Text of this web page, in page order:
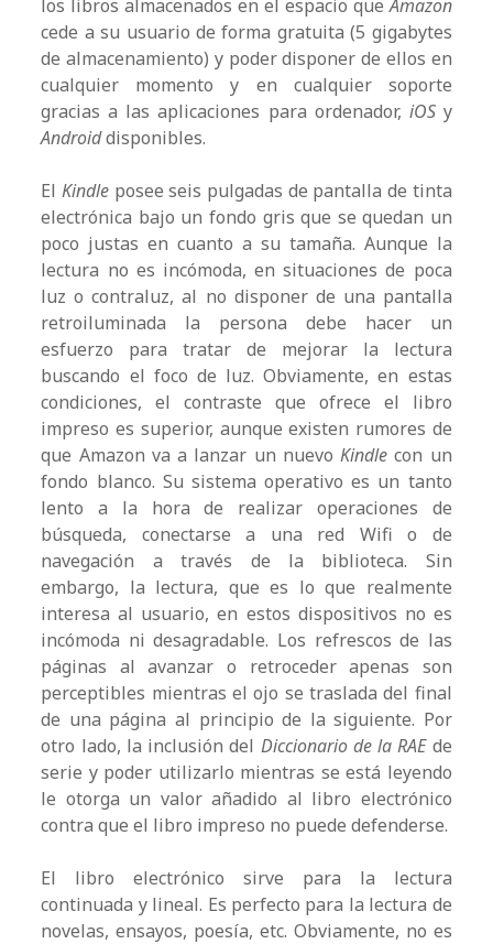
los libros almacenados en el espacio queAmazon
cede a su usuario de forma gratuita (5 gigabytes
de almacenamiento) y poder disponer de ellos en
cualquier momento y en cualquier soporte
gracias a las aplicaciones para ordenador, iOSy
Androiddisponibles.
El Kindle posee seis pulgadas de pantalla de tinta
electrónica bajo un fondo gris que se quedan un
poco justas en cuanto a su tamaña. Aunque la
lectura no es incómoda, en situaciones de poca
luz o contraluz, al no disponer de una pantalla
retroiluminada la persona debe hacer un
esfuerzo para tratar de mejorar la lectura
buscando el foco de luz. Obviamente, en estas
condiciones, el contraste que ofrece el libro
impreso es superior, aunque existen rumores de
que Amazon va a lanzar un nuevoKindle con un
fondo blanco. Su sistema operativo es un tanto
lento a la hora de realizar operaciones de
búsqueda, conectarse a una red Wifi o de
navegación a través de la biblioteca. Sin
embargo, la lectura, que es lo que realmente
interesa al usuario, en estos dispositivos no es
incómoda ni desagradable. Los refrescos de las
páginas al avanzar o retroceder apenas son
perceptibles mientras el ojo se traslada del final
de una página al principio de la siguiente. Por
otro lado, la inclusión del Diccionario de la RAEde
serie y poder utilizarlo mientras se está leyendo
le otorga un valor añadido al libro electrónico
contra que el libro impreso no puede defenderse.
El libro electrónico sirve para la lectura
continuada y lineal. Es perfecto para la lectura de
novelas, ensayos, poesía, etc. Obviamente, no es